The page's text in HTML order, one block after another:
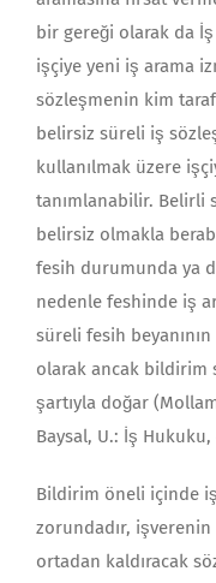
bir gereği olarak da
işçiye yeni iş arama
sözleşmenin kim
belirsiz süreli iş
kullanılmak üzere
tanımlanabilir. Belirli
belirsiz olmakla
fesih durumunda ya
nedenle feshinde iş
süreli fesih
olarak ancak bildirim
şartıyla doğar
Baysal, U.: İş Hukuku,
Bildirim öneli içinde
zorundadır,
ortadan kaldıracak